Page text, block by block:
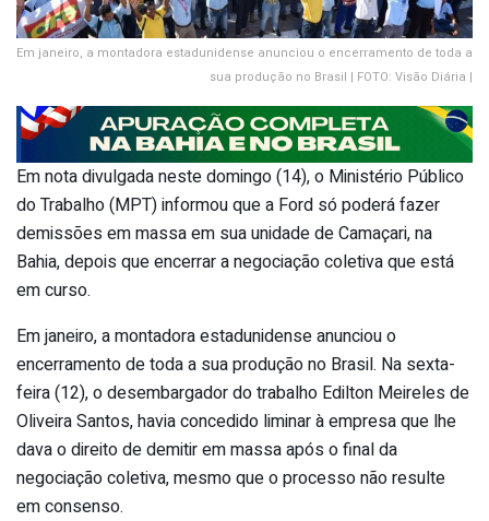
Em janeiro, a montadora estadunidense anunciou o encerramento de toda a
sua produção no Brasil | FOTO: Visão Diária |
Em nota divulgada neste domingo (14), o Ministério Público
do Trabalho (MPT) informou que a Ford só poderá fazer
demissões em massa em sua unidade de Camaçari, na
Bahia, depois que encerrar a negociação coletiva que está
em curso.
Em janeiro, a montadora estadunidense anunciou o
encerramento de toda a sua produção no Brasil. Na sexta-
feira (12), o desembargador do trabalho Edilton Meireles de
Oliveira Santos, havia concedido liminar à empresa que lhe
dava o direito de demitir em massa após o final da
negociação coletiva, mesmo que o processo não resulte
em consenso.